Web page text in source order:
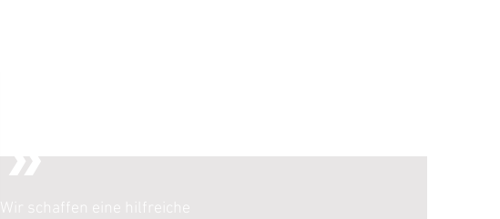
Wir schaffen eine hilfreiche
»